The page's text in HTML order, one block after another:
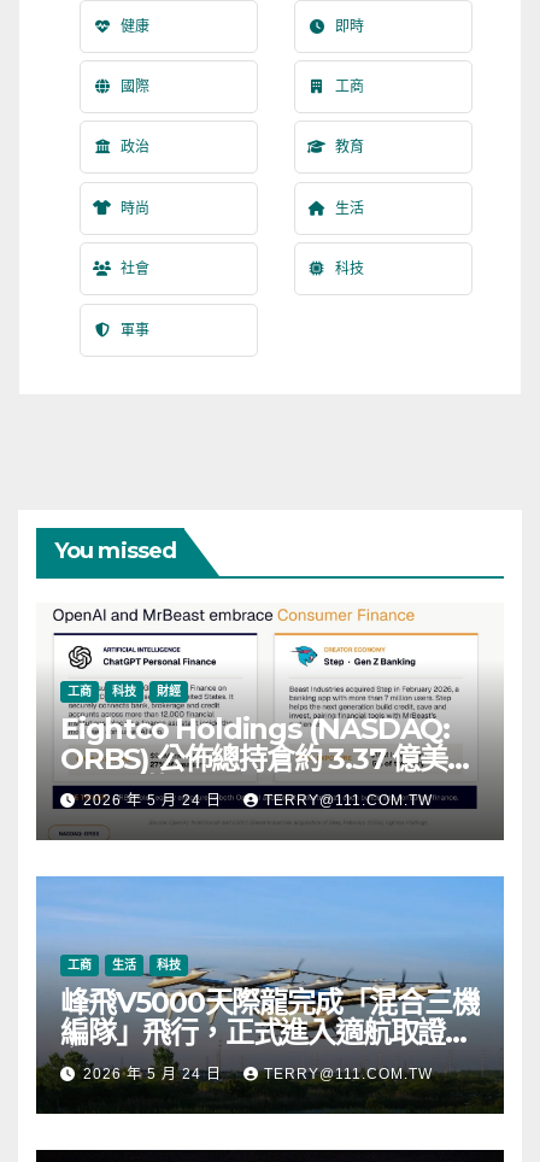
健康 即時
國際 工商
政治 教育
時尚 生活
社會 科技
軍事
You missed
工商 科技 財經
Eightco Holdings (NASDAQ:
ORBS) 公佈總持倉約 3.37 億美
元，涵蓋 OpenAI、Beast
Industries、超過 11,000 枚以太
幣 (ETH) 及逾 2.83 億枚 WLD 代
幣
2026 年 5 月 24 日 TERRY@111.COM.TW
工商 生活 科技
峰飛V5000天際龍完成「混合三機
編隊」飛行，正式進入適航取證階
段2026 年 5 月 24 日 TERRY@111.COM.TW